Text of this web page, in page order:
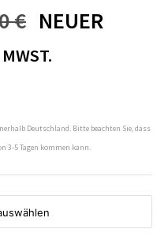
€ NEUER
Deutschland. Bitte beachten Sie, dass
3-5 Tagen kommen kann.